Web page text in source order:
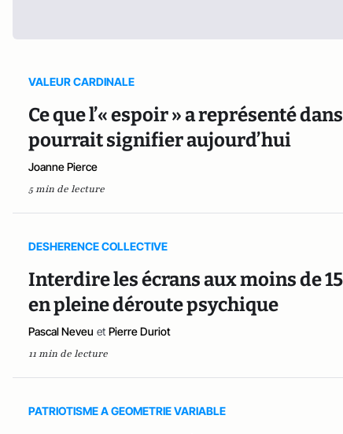
VALEUR CARDINALE
Ce que l’« espoir » a représenté
pourrait signifier aujourd’hui
Joanne Pierce
5 min de lecture
DESHERENCE COLLECTIVE
Interdire les écrans aux moins de
en pleine déroute psychique
Pascal Neveu et Pierre Duriot
11 min de lecture
PATRIOTISME A GEOMETRIE VARIABLE